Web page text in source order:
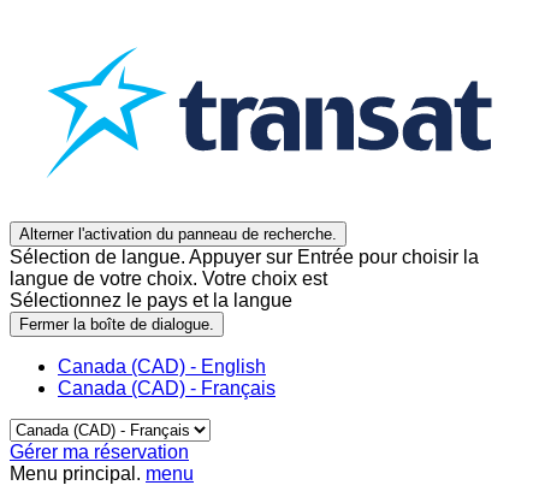
Alterner l'activation du panneau de recherche.
Sélection de langue. Appuyer sur Entrée pour choisir la
langue de votre choix. Votre choix est
Sélectionnez le pays et la langue
Fermer la boîte de dialogue.
Canada (CAD) - English
Canada (CAD) - Français
Gérer ma réservation
Menu principal. menu